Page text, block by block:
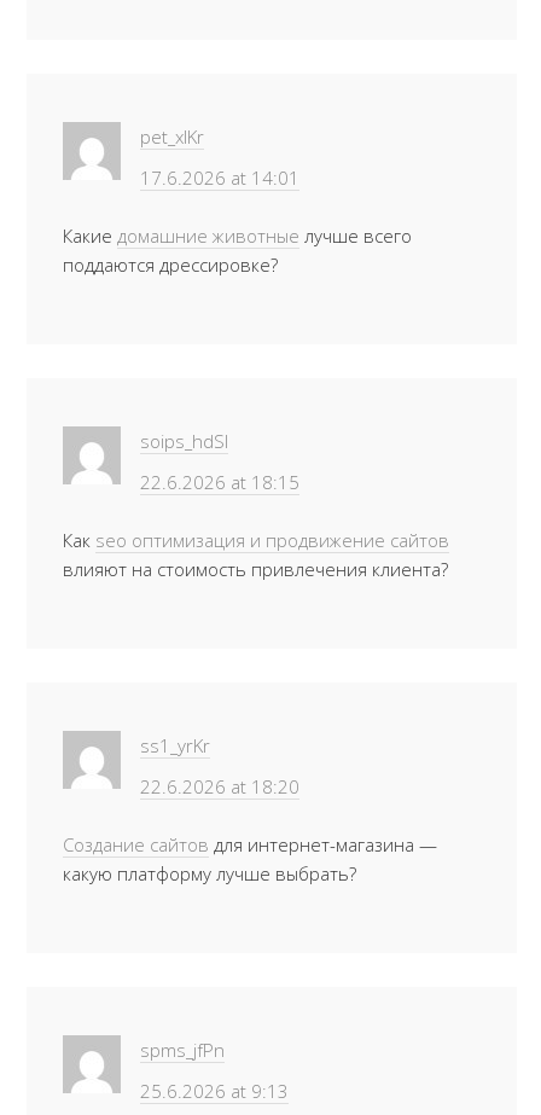
pet_xlKr
17.6.2026 at 14:01
Какие домашние животные лучше всего
поддаются дрессировке?
soips_hdSl
22.6.2026 at 18:15
Как seo оптимизация и продвижение сайтов
влияют на стоимость привлечения клиента?
ss1_yrKr
22.6.2026 at 18:20
Создание сайтов для интернет-магазина —
какую платформу лучше выбрать?
spms_jfPn
25.6.2026 at 9:13